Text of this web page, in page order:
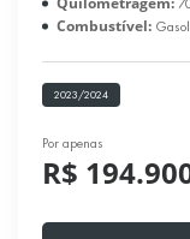
Combustível:
2023/2024
Por apenas
R$